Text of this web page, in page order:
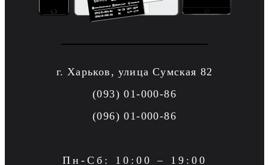
г. Харьков, улица Сумская 82
(093) 01-000-86
(096) 01-000-86
Пн-Сб: 10:00 – 19:00